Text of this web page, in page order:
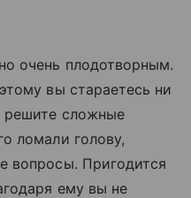
очень плодотворным.
вы стараетесь ни
решите сложные
ломали голову,
вопросы. Пригодится
ему вы не